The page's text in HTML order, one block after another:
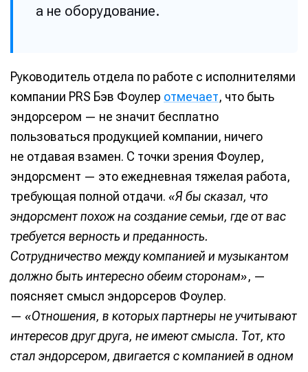
а не оборудование.
Руководитель отдела по работе с исполнителями
компании PRS Бэв Фоулер отмечает, что быть
эндорсером — не значит бесплатно
пользоваться продукцией компании, ничего
не отдавая взамен. С точки зрения Фоулер,
эндорсмент — это ежедневная тяжелая работа,
требующая полной отдачи. «Я бы сказал, что
эндорсмент похож на создание семьи, где от вас
требуется верность и преданность.
Сотрудничество между компанией и музыкантом
должно быть интересно обеим сторонам», —
поясняет смысл эндорсеров Фоулер.
— «Отношения, в которых партнеры не учитывают
интересов друг друга, не имеют смысла. Тот, кто
стал эндорсером, двигается с компанией в одном